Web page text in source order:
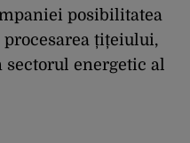
posibilitatea
țițeiului,
energetic al